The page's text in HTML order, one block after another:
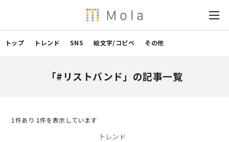
トップ トレンド SNS 絵文字/コピペ その他
「#リストバンド」の記事一覧
1 件あり 1件を表示しています
トレンド